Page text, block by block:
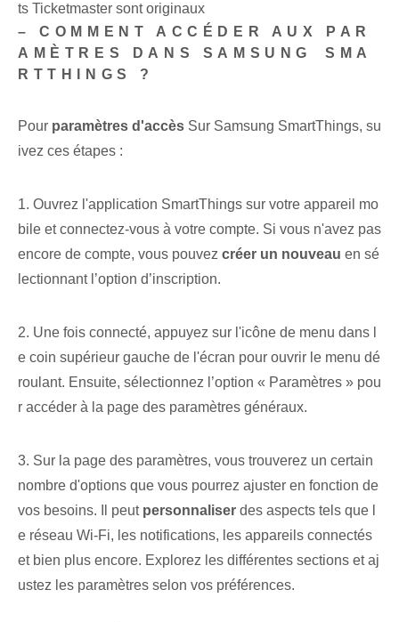
ts Ticketmaster sont originaux
– COMMENT ‌ACCÉDER AUX PAR
AMÈTRES DANS SAMSUNG⁢ SMA
RTTHINGS ?
Pour paramètres d'accès Sur Samsung SmartThings, su
ivez ces étapes :
1. Ouvrez l'application ‌SmartThings⁣ sur votre appareil mo
bile et connectez-vous à votre compte. Si vous n'avez pas
encore de compte, vous pouvez créer un nouveau en sé
lectionnant l’option d’inscription.
2. Une fois connecté, appuyez sur l'icône de menu dans l
e coin supérieur gauche de l'écran pour ouvrir le menu dé
roulant. Ensuite, sélectionnez l’option « Paramètres » pou
r accéder à la page des paramètres généraux.
3. Sur la page des paramètres, vous trouverez un certain
nombre d'options que vous pourrez ajuster en fonction de
vos besoins. Il peut personnaliser des ‌aspects‌ tels que l
e réseau Wi-Fi, les notifications, les appareils connectés
et bien⁢ plus encore. Explorez les différentes ⁤sections et aj
ustez⁢ les paramètres ⁢selon vos préférences.